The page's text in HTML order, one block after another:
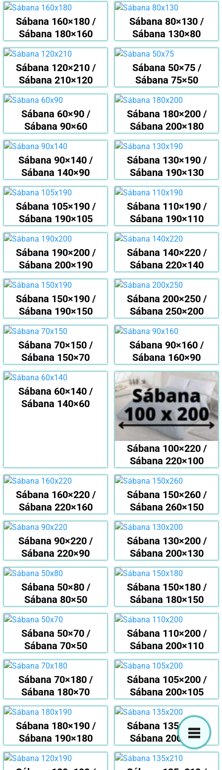
Sábana 160×180 /
Sábana 180×160
Sábana 80×130 /
Sábana 130×80
Sábana 120×210 /
Sábana 210×120
Sábana 50×75 /
Sábana 75×50
Sábana 60×90 /
Sábana 90×60
Sábana 180×200 /
Sábana 200×180
Sábana 90×140 /
Sábana 140×90
Sábana 130×190 /
Sábana 190×130
Sábana 105×190 /
Sábana 190×105
Sábana 110×190 /
Sábana 190×110
Sábana 190×200 /
Sábana 200×190
Sábana 140×220 /
Sábana 220×140
Sábana 150×190 /
Sábana 190×150
Sábana 200×250 /
Sábana 250×200
Sábana 70×150 /
Sábana 150×70
Sábana 90×160 /
Sábana 160×90
Sábana 60×140 /
Sábana 140×60
Sábana 100×220 /
Sábana 220×100
Sábana 160×220 /
Sábana 220×160
Sábana 150×260 /
Sábana 260×150
Sábana 90×220 /
Sábana 220×90
Sábana 130×200 /
Sábana 200×130
Sábana 50×80 /
Sábana 80×50
Sábana 150×180 /
Sábana 180×150
Sábana 50×70 /
Sábana 70×50
Sábana 110×200 /
Sábana 200×110
Sábana 70×180 /
Sábana 180×70
Sábana 105×200 /
Sábana 200×105
Sábana 180×190 /
Sábana 190×180
Sábana 135×200 /
Sábana 200×135